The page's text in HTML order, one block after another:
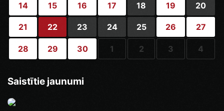
14 15 16 17 18 19 20
21 22 23 24 25 26 27
28 29 30 1 2 3 4
Saistītie jaunumi